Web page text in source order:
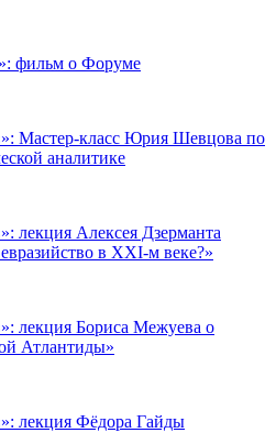
фильм о Форуме
Мастер-класс Юрия Шевцова по
аналитике
лекция Алексея Дзерманта
в XXI-м веке?»
лекция Бориса Межуева о
Атлантиды»
лекция Фёдора Гайды